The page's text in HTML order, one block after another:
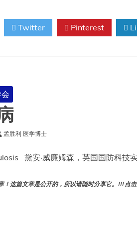
T
细
胞
治
潜
Twitter Pinterest
孟胜利 医学博士
黛安·威廉姆森，英国国防科技
！这篇文章是公开的，所以请随时分享它。!!! 点